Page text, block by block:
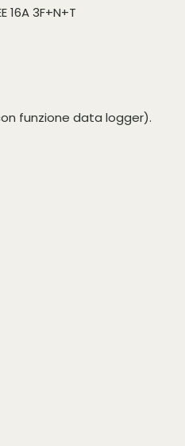
3F+N+T
funzione data logger).